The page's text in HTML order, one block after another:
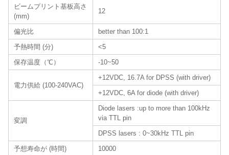
ビームプリント基板高さ
(mm)
12
偏光比
better than 100:1
予熱時間 (分)
<5
保存温度（℃）
-10~50
電力供給 (100-240VAC)
+12VDC, 16.7A for DPSS (with driver)
+12VDC, 6A for diode (with driver)
変調
Diode lasers :up to more than 100kHz
via TTL pin
DPSS lasers : 0~30kHz TTL pin
予想寿命が (時間)
10000